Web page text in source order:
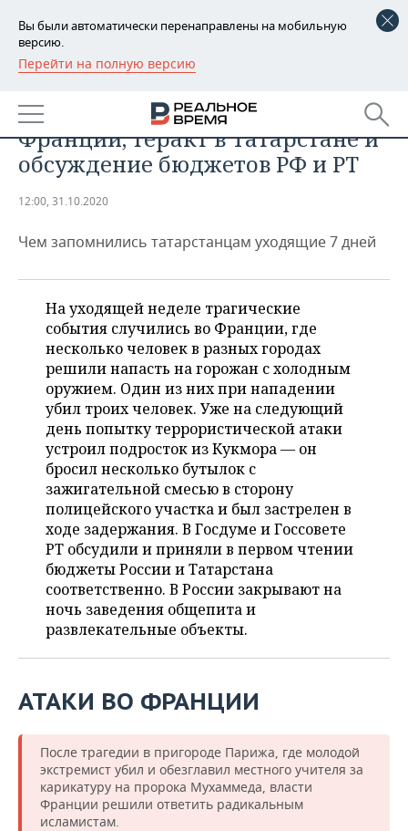
Вы были автоматически перенаправлены на мобильную
версию.
Перейти на полную версию
РЕГИОНЫ
БАШКОРТОСТАН
ТАТАРСТАН
НОВОСТИ
АНАЛИТИКА
ДЕКЛАРАЦИИ О ДОХОДАХ
КОРОЛИ ГОСЗАКАЗА ПФО
ВУЗЫ ТАТАРСТАНА
КОМУ ПРИНАДЛЕЖАТ
ТОРГОВЫЕ ЦЕНТРЫ
ТАТАРСТАНА
НОВОСТИ ЭКОНОМИКИ
ФИНАНСЫ
БАНКИ
БЮДЖЕТ
ИНВЕСТИЦИИ
ПРОМЫШЛЕННОСТЬ
НОВОСТИ
АГРОПРОМ
МАШИНОСТРОЕНИЕ
НЕФТЕХИМИЯ
НЕФТЬ
ОПК
ЭНЕРГЕТИКА
НЕДВИЖИМОСТЬ
НОВОСТИ НЕДВИЖИМОСТИ
АВТО
НОВОСТИ АВТО
БИЗНЕС
НОВОСТИ БИЗНЕСА
РОЗНИЧНАЯ ТОРГОВЛЯ
ТРАНСПОРТ
УСЛУГИ
ТЕХНОЛОГИИ
НОВОСТИ ТЕХНОЛОГИЙ
МЕДИА
ТЕЛЕКОММУНИКАЦИИ
МЕРОПРИЯТИЯ
НОВОСТИ МЕРОПРИЯТИЙ
ВЫЕЗДНАЯ РЕДАКЦИЯ
БИЗНЕС-БРАНЧИ
ONLINE-КОНФЕРЕНЦИИ
СПОРТ
НОВОСТИ СПОРТА
ФУТБОЛ
ХОККЕЙ
ВОЛЕЙБОЛ
КИБЕРСПОРТ
ФИГУРНОЕ КАТАНИЕ
ВОДНЫЕ ВИДЫ СПОРТА
ОБЩЕСТВО
НОВОСТИ ОБЩЕСТВА
ВЛАСТЬ
ИСТОРИЯ
КУЛЬТУРА
МЕДИЦИНА
ОБРАЗОВАНИЕ
ФОТОГАЛЕРЕЯ
СЮЖЕТЫ
СПРАВОЧНИК
СПИСОК ПЕРСОН
СПИСОК КОМПАНИЙ
ПОЛНАЯ ВЕРСИЯ
События недели: нападения во
Франции, теракт в Татарстане и
обсуждение бюджетов РФ и РТ
12:00, 31.10.2020
Чем запомнились татарстанцам уходящие 7 дней
На уходящей неделе трагические
события случились во Франции, где
несколько человек в разных городах
решили напасть на горожан с холодным
оружием. Один из них при нападении
убил троих человек. Уже на следующий
день попытку террористической атаки
устроил подросток из Кукмора — он
бросил несколько бутылок с
зажигательной смесью в сторону
полицейского участка и был застрелен в
ходе задержания. В Госдуме и Госсовете
РТ обсудили и приняли в первом чтении
бюджеты России и Татарстана
соответственно. В России закрывают на
ночь заведения общепита и
развлекательные объекты.
АТАКИ ВО ФРАНЦИИ
После трагедии в пригороде Парижа, где молодой
экстремист убил и обезглавил местного учителя за
карикатуру на пророка Мухаммеда, власти
Франции решили ответить радикальным
исламистам.